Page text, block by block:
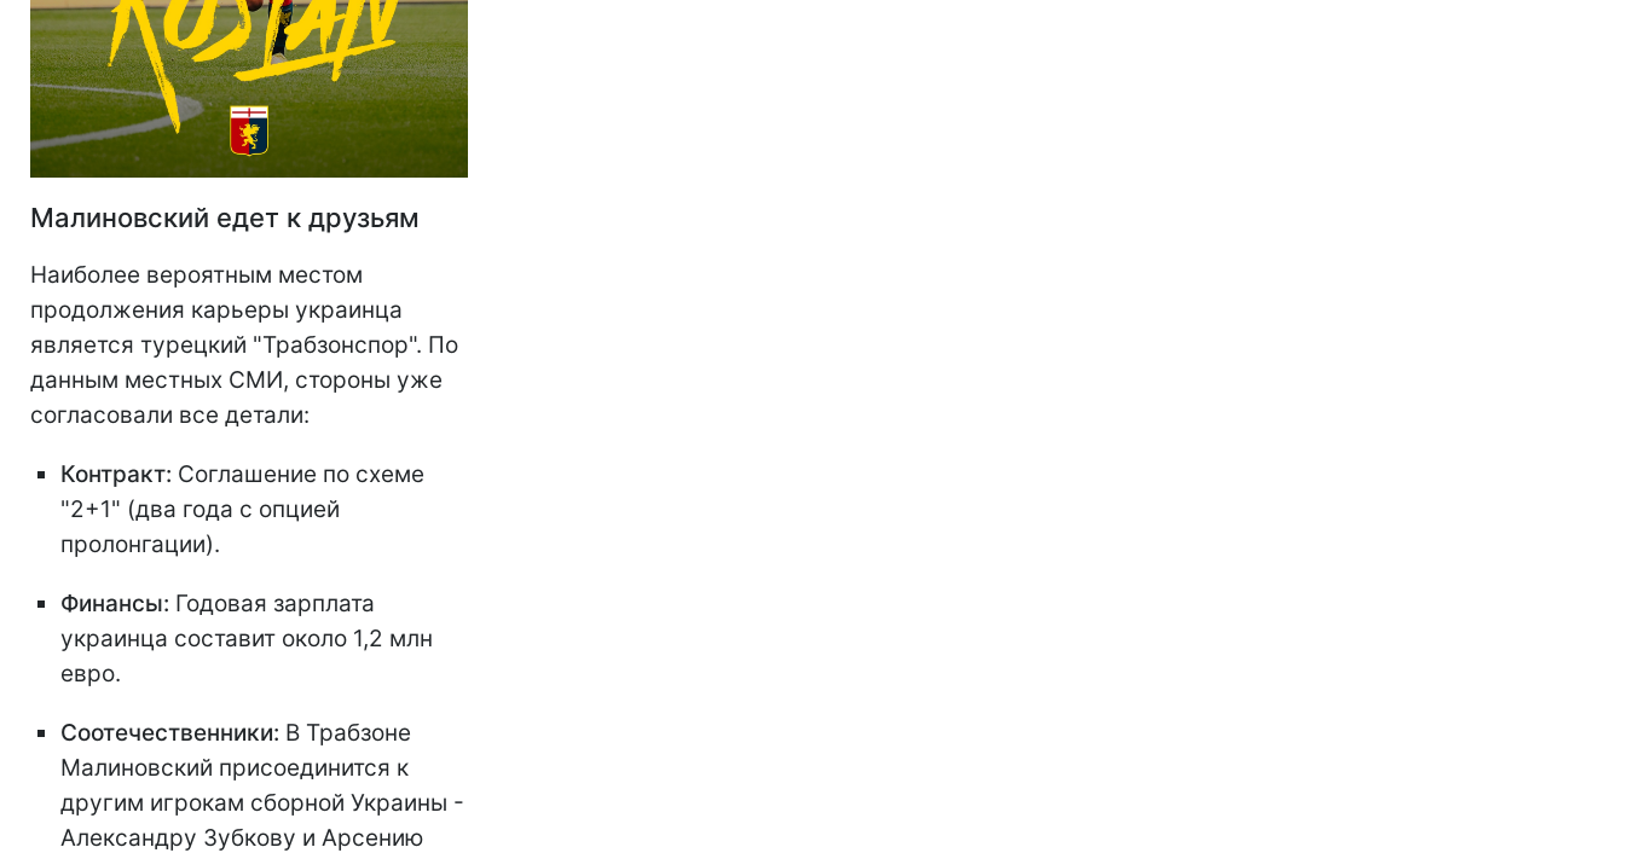
Малиновский едет к друзьям
Наиболее вероятным местом
продолжения карьеры украинца
является турецкий "Трабзонспор". По
данным местных СМИ, стороны уже
согласовали все детали:
Контракт: Соглашение по схеме
"2+1" (два года с опцией
пролонгации).
Финансы: Годовая зарплата
украинца составит около 1,2 млн
евро.
Соотечественники: В Трабзоне
Малиновский присоединится к
другим игрокам сборной Украины -
Александру Зубкову и Арсению